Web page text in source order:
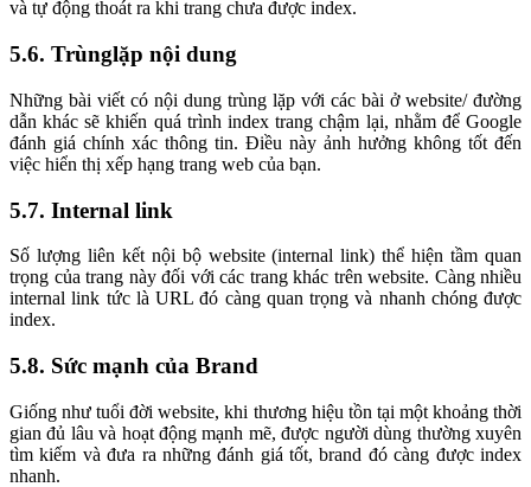
và tự động thoát ra khi trang chưa được index.
5.6. Trùnglặp nội dung
Những bài viết có nội dung trùng lặp với các bài ở website/ đường
dẫn khác sẽ khiến quá trình index trang chậm lại, nhằm để Google
đánh giá chính xác thông tin. Điều này ảnh hưởng không tốt đến
việc hiển thị xếp hạng trang web của bạn.
5.7. Internal link
Số lượng liên kết nội bộ website (internal link) thể hiện tầm quan
trọng của trang này đối với các trang khác trên website. Càng nhiều
internal link tức là URL đó càng quan trọng và nhanh chóng được
index.
5.8. Sức mạnh của Brand
Giống như tuổi đời website, khi thương hiệu tồn tại một khoảng thời
gian đủ lâu và hoạt động mạnh mẽ, được người dùng thường xuyên
tìm kiếm và đưa ra những đánh giá tốt, brand đó càng được index
nhanh.